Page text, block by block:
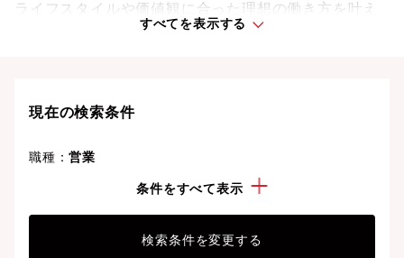
ライフスタイルや価値観に合った理想の働き方を叶え
ましょう。想定年収が高い順に検索結果を並べ替える
すべてを表示する
現在の検索条件
職種：営業
条件をすべて表示
検索条件を変更する